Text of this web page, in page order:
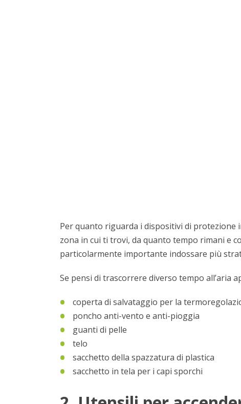
Per quanto riguarda i dispositivi di protezione
zona in cui ti trovi, da quanto tempo rimani e
particolarmente importante indossare più
Se pensi di trascorrere diverso tempo all’aria
coperta di salvataggio per la
poncho anti-vento e anti-pioggia
guanti di pelle
telo
sacchetto della spazzatura di plastica
sacchetto in tela per i capi sporchi